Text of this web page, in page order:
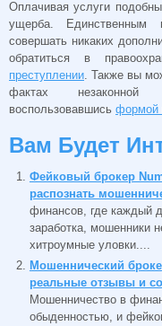
Оплачивая услуги
ущерба.
совершать никаких
обратиться в
преступлении. Также вы
фактах незаконной
воспользовавшись формой
Вам Будет
Фейковый брокер
распознать
финансов, где каждый
заработка, мошенники
хитроумные уловки....
Мошеннический
реальные отзывы и
Мошенничество в
обыденностью, и